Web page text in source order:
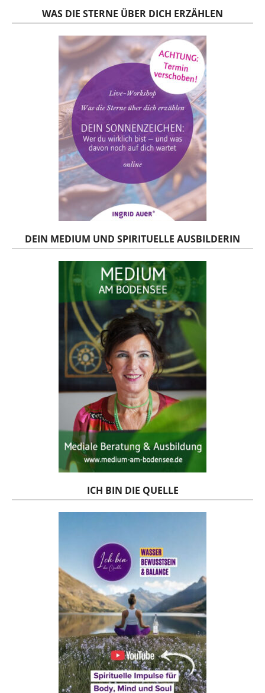
WAS DIE STERNE ÜBER DICH ERZÄHLEN
DEIN MEDIUM UND SPIRITUELLE AUSBILDERIN
ICH BIN DIE QUELLE